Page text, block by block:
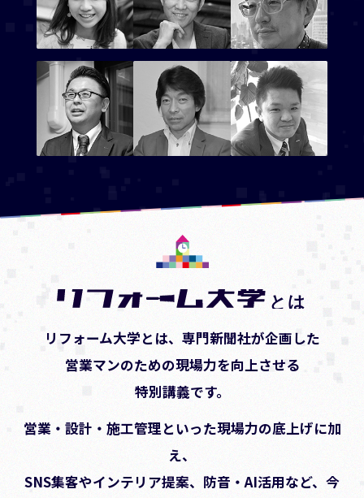
リフォーム大学とは、専門新聞社が企画した
営業マンのための現場力を向上させる
特別講義です。
営業・設計・施工管理といった現場力の底上げに加
え、
SNS集客やインテリア提案、防音・AI活用など、今